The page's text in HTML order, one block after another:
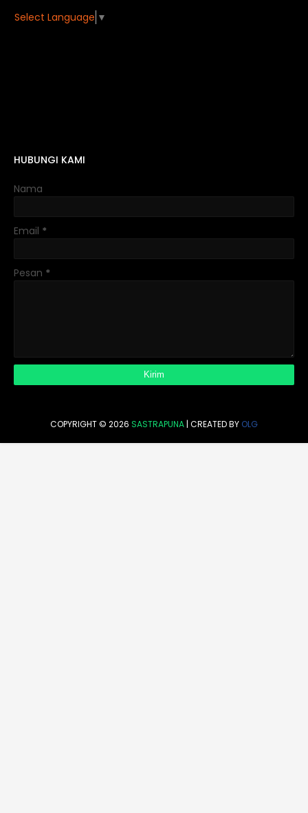
Select Language ▼
HUBUNGI KAMI
Nama
Email *
Pesan *
COPYRIGHT © 2026 SASTRAPUNA | CREATED BY OLG